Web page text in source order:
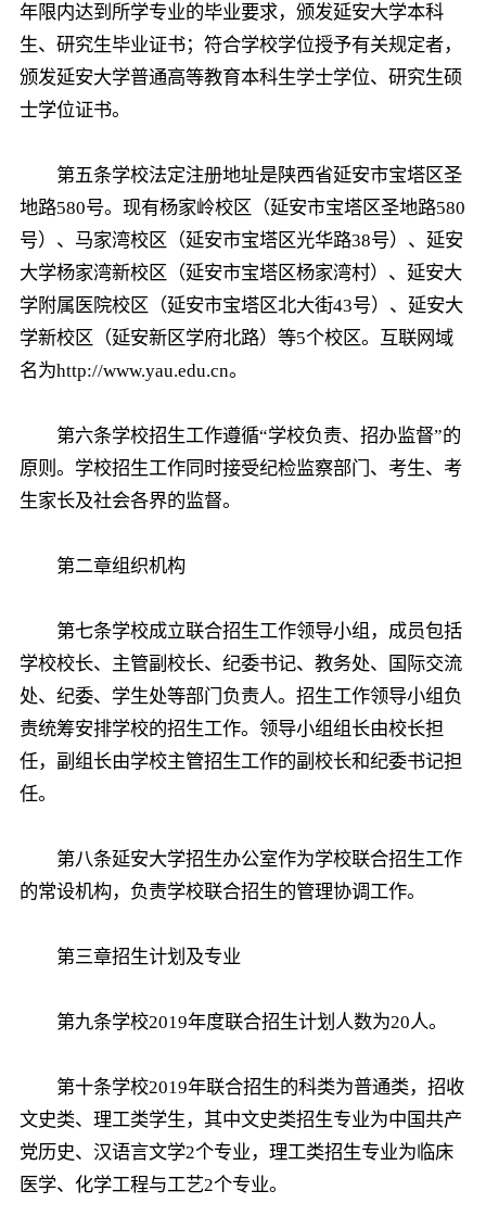
年限内达到所学专业的毕业要求，颁发延安大学本科
生、研究生毕业证书；符合学校学位授予有关规定者，
颁发延安大学普通高等教育本科生学士学位、研究生硕
士学位证书。
第五条学校法定注册地址是陕西省延安市宝塔区圣
地路580号。现有杨家岭校区（延安市宝塔区圣地路580
号）、马家湾校区（延安市宝塔区光华路38号）、延安
大学杨家湾新校区（延安市宝塔区杨家湾村）、延安大
学附属医院校区（延安市宝塔区北大街43号）、延安大
学新校区（延安新区学府北路）等5个校区。互联网域
名为http://www.yau.edu.cn。
第六条学校招生工作遵循“学校负责、招办监督”的
原则。学校招生工作同时接受纪检监察部门、考生、考
生家长及社会各界的监督。
第二章组织机构
第七条学校成立联合招生工作领导小组，成员包括
学校校长、主管副校长、纪委书记、教务处、国际交流
处、纪委、学生处等部门负责人。招生工作领导小组负
责统筹安排学校的招生工作。领导小组组长由校长担
任，副组长由学校主管招生工作的副校长和纪委书记担
任。
第八条延安大学招生办公室作为学校联合招生工作
的常设机构，负责学校联合招生的管理协调工作。
第三章招生计划及专业
第九条学校2019年度联合招生计划人数为20人。
第十条学校2019年联合招生的科类为普通类，招收
文史类、理工类学生，其中文史类招生专业为中国共产
党历史、汉语言文学2个专业，理工类招生专业为临床
医学、化学工程与工艺2个专业。